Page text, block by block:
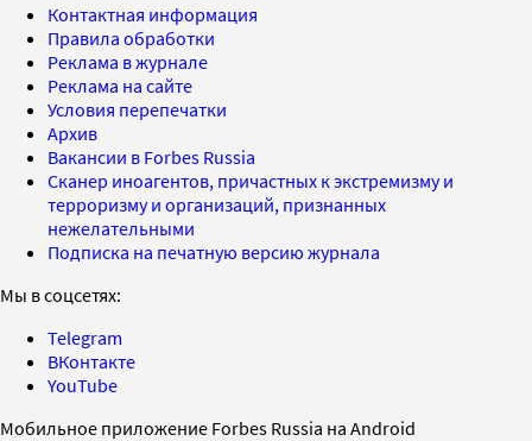
Контактная информация
Правила обработки
Реклама в журнале
Реклама на сайте
Условия перепечатки
Архив
Вакансии в Forbes Russia
Сканер иноагентов, причастных к экстремизму и
терроризму и организаций, признанных
нежелательными
Подписка на печатную версию журнала
Мы в соцсетях:
Telegram
ВКонтакте
YouTube
Мобильное приложение Forbes Russia на Android